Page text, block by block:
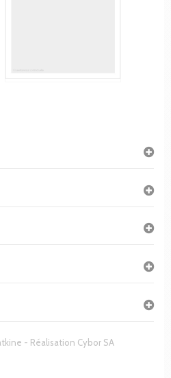
- Réalisation Cybor SA